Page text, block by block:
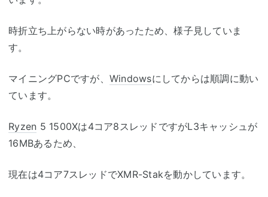
時折立ち上がらない時があったため、様子見していま
す。
マイニングPCですが、 Windowsにしてからは順調に動い
ています。
Ryzen 5 1500Xは4コア8スレッドですがL3キャッシュが
16MBあるため、
現在は4コア7スレッドでXMR-Stakを動かしています。